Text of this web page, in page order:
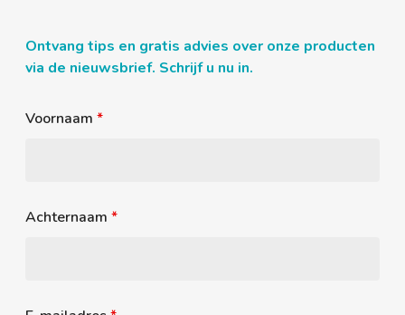
Ontvang tips en gratis advies over onze producten
via de nieuwsbrief. Schrijf u nu in.
Voornaam*
Achternaam*